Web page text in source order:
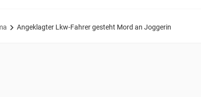
Angeklagter Lkw-Fahrer gesteht Mord an Joggerin